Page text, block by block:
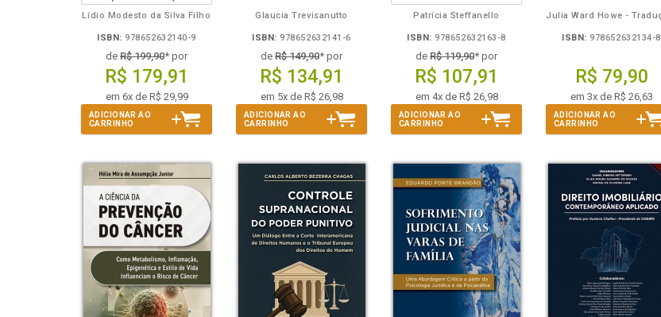
Lídio Modesto da Silva Filho
ISBN: 978652632140-9
de R$ 199,90* por
R$ 179,91
em 6x de R$ 29,99
ADICIONAR AO
CARRINHO
Glaucia Trevisanutto
ISBN: 978652632141-6
de R$ 149,90* por
R$ 134,91
em 5x de R$ 26,98
ADICIONAR AO
CARRINHO
Patrícia Steffanello
ISBN: 978652632163-8
de R$ 119,90* por
R$ 107,91
em 4x de R$ 26,98
ADICIONAR AO
CARRINHO
ISBN: 978652632134-8
R$ 79,90
em 3x de R$ 26,63
ADICIONAR AO
CARRINHO